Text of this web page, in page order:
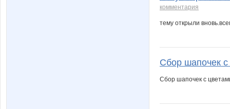
комментария
тему открыли
Сбор шапочек с
Сбор шапочек с